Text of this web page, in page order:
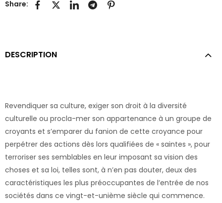
Share:
DESCRIPTION
Revendiquer sa culture, exiger son droit à la diversité
culturelle ou procla-mer son appartenance à un groupe de
croyants et s’emparer du fanion de cette croyance pour
perpétrer des actions dès lors qualifiées de « saintes », pour
terroriser ses semblables en leur imposant sa vision des
choses et sa loi, telles sont, à n’en pas douter, deux des
caractéristiques les plus préoccupantes de l’entrée de nos
sociétés dans ce vingt-et-unième siècle qui commence.